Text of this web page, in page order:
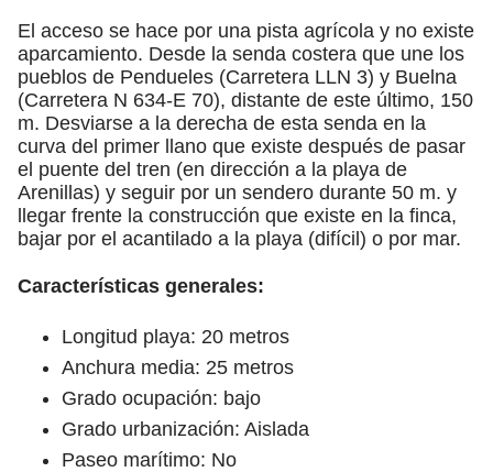
El acceso se hace por una pista agrícola y no existe
aparcamiento. Desde la senda costera que une los
pueblos de Pendueles (Carretera LLN 3) y Buelna
(Carretera N 634-E 70), distante de este último, 150
m. Desviarse a la derecha de esta senda en la
curva del primer llano que existe después de pasar
el puente del tren (en dirección a la playa de
Arenillas) y seguir por un sendero durante 50 m. y
llegar frente la construcción que existe en la finca,
bajar por el acantilado a la playa (difícil) o por mar.
Características generales:
Longitud playa: 20 metros
Anchura media: 25 metros
Grado ocupación: bajo
Grado urbanización: Aislada
Paseo marítimo: No